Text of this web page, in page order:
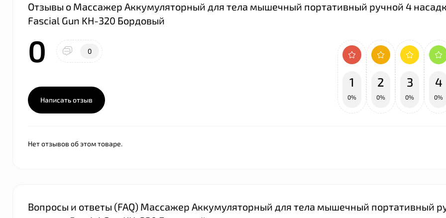
Отзывы о Массажер Аккумуляторный для тела мышечный портативный ручной 4
Fascial Gun KH-320 Бордовый
0 0
Написать отзыв
1
0%
2
0%
3
0%
4
0%
Нет отзывов об этом товаре.
Вопросы и ответы (FAQ) Массажер Аккумуляторный для тела мышечный портативный